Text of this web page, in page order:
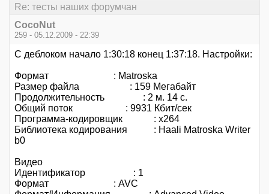
Re: тесты наших форумчан
CocoNut
259 - 05.12.2009 - 22:39
С деблоком начало 1:30:18 конец 1:37:18. Настройки:
Формат : Matroska
Размер файла : 159 Мегабайт
Продолжительность : 2 м. 14 с.
Общий поток : 9931 Кбит/сек
Программа-кодировщик : x264
Библиотека кодирования : Haali Matroska Writer
b0
Видео
Идентификатор : 1
Формат : AVC